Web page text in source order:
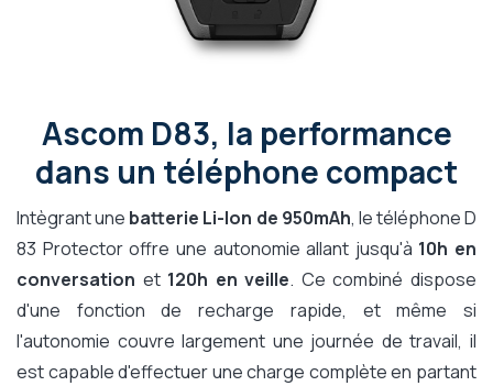
Ascom D83, la performance
dans un téléphone compact
Intègrant une batterie Li-Ion de 950mAh, le téléphone D
83 Protector offre une autonomie allant jusqu'à 10h en
conversation et 120h en veille. Ce combiné dispose
d'une fonction de recharge rapide, et même si
l'autonomie couvre largement une journée de travail, il
est capable d'effectuer une charge complète en partant